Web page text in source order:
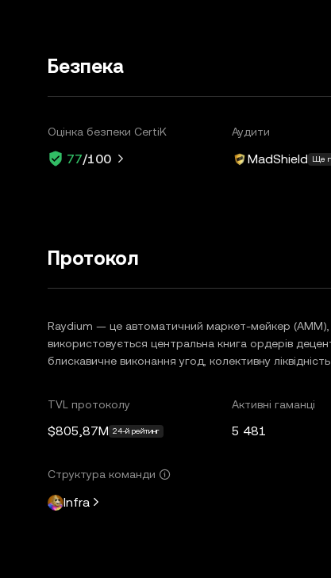
Безпека
Оцінка безпеки CertiK
77/100
Аудити
MadShield Ще
Протокол
Raydium — це автоматичний маркет-мейкер
використовується центральна книга ордерів
блискавичне виконання угод, колективну ліквідність
TVL протоколу
$805,87M 24-й рейтинг
Активні гаманці
5 481
Структура команди
Infra